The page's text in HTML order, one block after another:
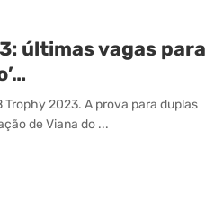
últimas vagas para
Trophy 2023. A prova para duplas
de Viana do ...